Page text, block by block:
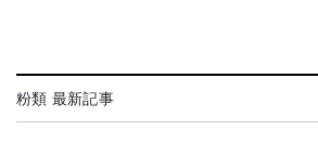
粉類 最新記事